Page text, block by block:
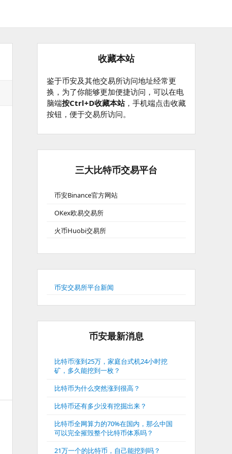
收藏本站
鉴于币安及其他交易所访问地址经常更
换，为了你能够更加便捷访问，可以在电
脑端按Ctrl+D收藏本站，手机端点击收藏
按钮，便于交易所访问。
三大比特币交易平台
币安Binance官方网站
OKex欧易交易所
火币Huobi交易所
币安交易所平台新闻
币安最新消息
比特币涨到25万，家庭台式机24小时挖
矿，多久能挖到一枚？
比特币为什么突然涨到很高？
比特币还有多少没有挖掘出来？
比特币全网算力的70%在国内，那么中国
可以完全摧毁整个比特币体系吗？
21万一个的比特币，自己能挖到吗？